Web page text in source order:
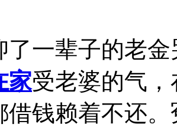
辈子的老金
家受老婆的气
借钱赖着不还